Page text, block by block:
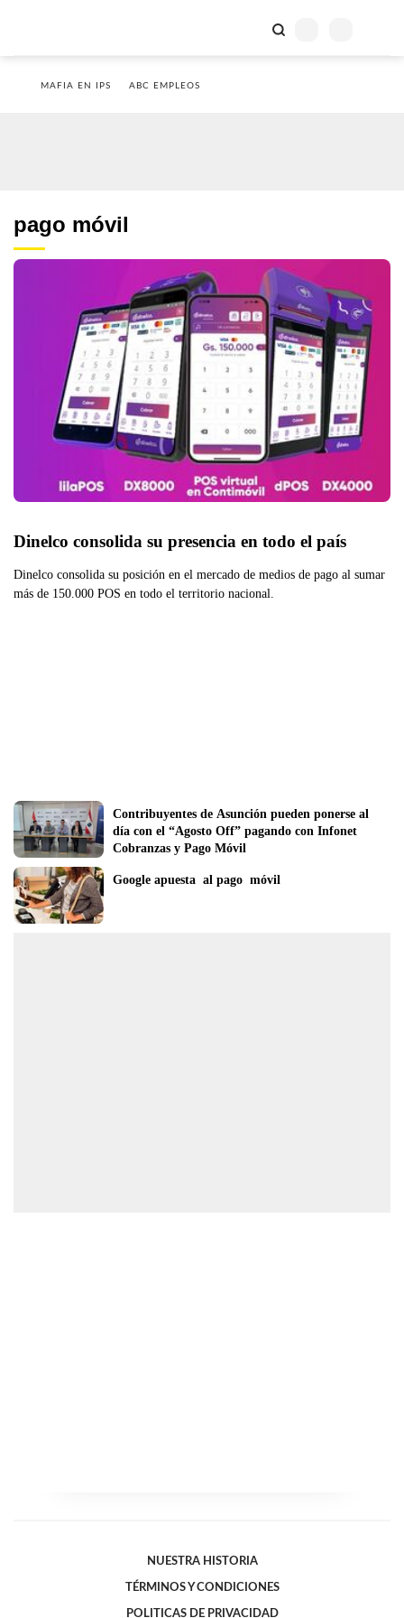
MAFIA EN IPS ABC EMPLEOS
pago móvil
Dinelco consolida su presencia en todo el país
Dinelco consolida su posición en el mercado de medios de pago al sumar
más de 150.000 POS en todo el territorio nacional.
Contribuyentes de Asunción pueden ponerse al
día con el “Agosto Off” pagando con Infonet
Cobranzas y Pago Móvil
Google apuesta  al pago  móvil
NUESTRA HISTORIA
TÉRMINOS Y CONDICIONES
POLITICAS DE PRIVACIDAD